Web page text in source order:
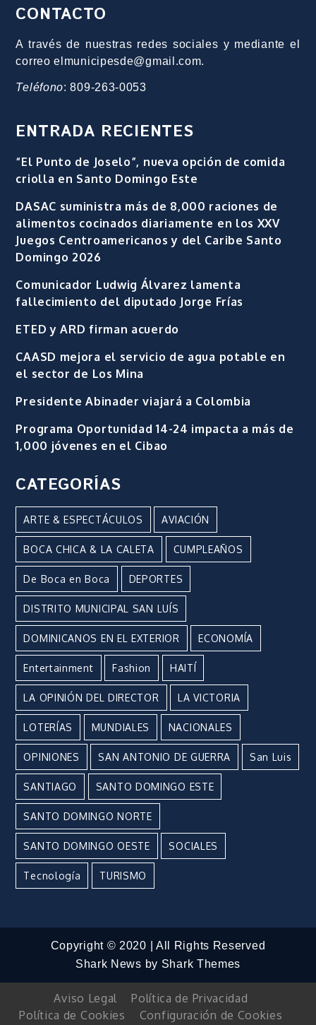
CONTACTO
A través de nuestras redes sociales y mediante el
correo elmunicipesde@gmail.com.
Teléfono: 809-263-0053
ENTRADA RECIENTES
“El Punto de Joselo”, nueva opción de comida
criolla en Santo Domingo Este
DASAC suministra más de 8,000 raciones de
alimentos cocinados diariamente en los XXV
Juegos Centroamericanos y del Caribe Santo
Domingo 2026
Comunicador Ludwig Álvarez lamenta
fallecimiento del diputado Jorge Frías
ETED y ARD firman acuerdo
CAASD mejora el servicio de agua potable en
el sector de Los Mina
Presidente Abinader viajará a Colombia
Programa Oportunidad 14-24 impacta a más de
1,000 jóvenes en el Cibao
CATEGORÍAS
ARTE & ESPECTÁCULOS AVIACIÓN
BOCA CHICA & LA CALETA CUMPLEAÑOS
De Boca en Boca DEPORTES
DISTRITO MUNICIPAL SAN LUÍS
DOMINICANOS EN EL EXTERIOR ECONOMÍA
Entertainment Fashion HAITÍ
LA OPINIÓN DEL DIRECTOR LA VICTORIA
LOTERÍAS MUNDIALES NACIONALES
OPINIONES SAN ANTONIO DE GUERRA San Luis
SANTIAGO SANTO DOMINGO ESTE
SANTO DOMINGO NORTE
SANTO DOMINGO OESTE SOCIALES
Tecnología TURISMO
Copyright © 2020 | All Rights Reserved
Shark News by Shark Themes
Aviso Legal
Política de Privacidad
Política de Cookies
Configuración de Cookies